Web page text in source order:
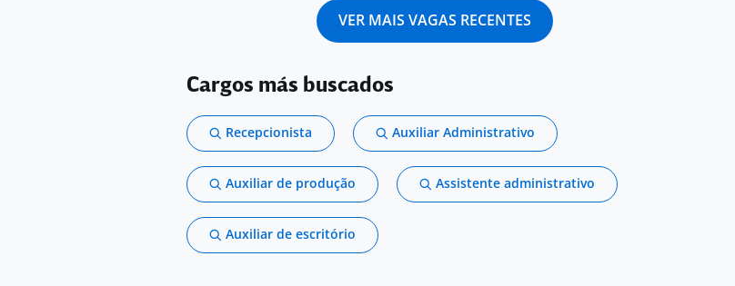
VER MAIS VAGAS RECENTES
Cargos más buscados
Recepcionista Auxiliar Administrativo
Auxiliar de produção Assistente administrativo
Auxiliar de escritório